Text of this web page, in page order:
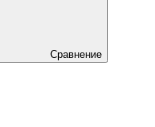
Сравнение